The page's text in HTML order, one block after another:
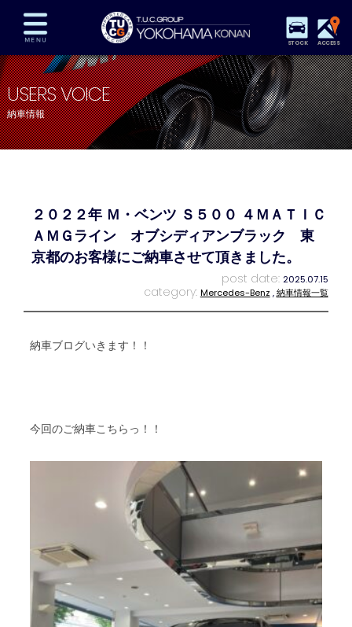
STOCK ACCESS
在庫車両情報 保証&サービス パーツリスト
TUCとは？ 店舗情報 アクセスマップ
全国納車 特別作業 注文販売
プライバシーポリシー スタッフblog 納車blog
USERS VOICE
納車情報
２０２２年 Ｍ・ベンツ Ｓ５００ ４ＭＡＴＩＣ
ＡＭＧライン オブシディアンブラック 東
京都のお客様にご納車させて頂きました。
post date: 2025.07.15
category: Mercedes-Benz ,納車情報一覧
納車ブログいきます！！
今回のご納車こちらっ！！